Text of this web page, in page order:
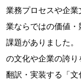
業務プロセスや企
業ならではの価値
課題がありました
の文化や企業の誇
翻訳・実装する「